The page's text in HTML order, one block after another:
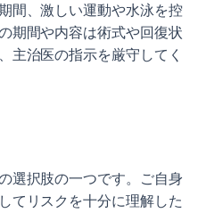
間、激しい運動や水泳を控
期間や内容は術式や回復状
主治医の指示を厳守してく
選択肢の一つです。ご自身
てリスクを十分に理解した